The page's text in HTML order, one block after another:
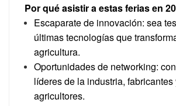
Por qué asistir a estas ferias en
Escaparate de innovación: sea
últimas tecnologías que
agricultura.
Oportunidades de networking:
líderes de la industria,
agricultores.